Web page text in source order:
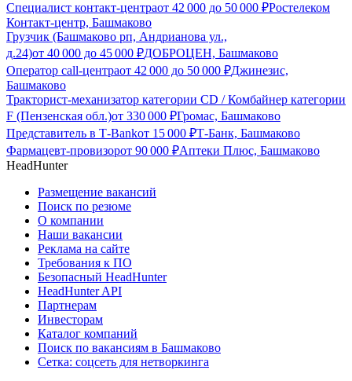
Специалист контакт-центраот 42 000 до 50 000 ₽Ростелеком
Контакт-центр, Башмаково
Грузчик (Башмаково рп, Андрианова ул.,
д.24)от 40 000 до 45 000 ₽ДОБРОЦЕН, Башмаково
Оператор call-центраот 42 000 до 50 000 ₽Джинезис,
Башмаково
Тракторист-механизатор категории CD / Комбайнер категории
F (Пензенская обл.)от 330 000 ₽Громас, Башмаково
Представитель в Т-Bankот 15 000 ₽Т-Банк, Башмаково
Фармацевт-провизорот 90 000 ₽Аптеки Плюс, Башмаково
HeadHunter
Размещение вакансий
Поиск по резюме
О компании
Наши вакансии
Реклама на сайте
Требования к ПО
Безопасный HeadHunter
HeadHunter API
Партнерам
Инвесторам
Каталог компаний
Поиск по вакансиям в Башмаково
Сетка: соцсеть для нетворкинга